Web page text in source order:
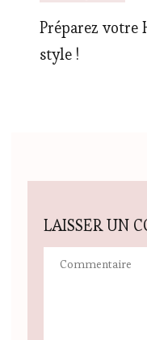
Préparez votre
style !
LAISSER UN